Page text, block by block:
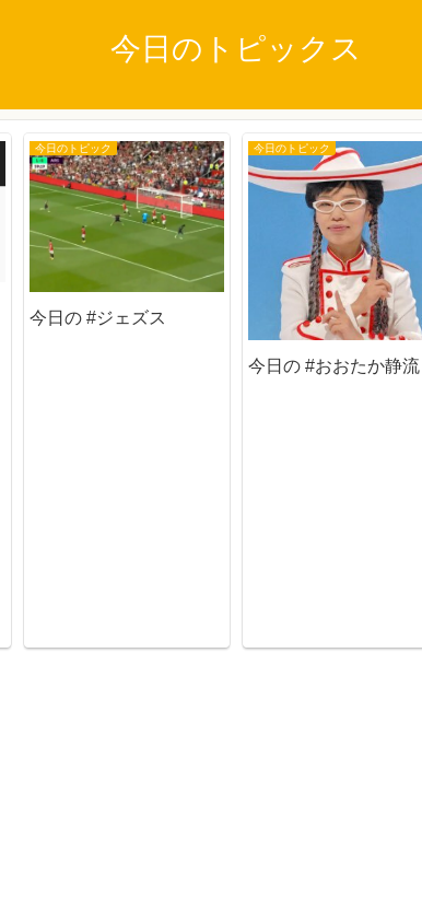
今日のトピックス
今日のトピック
今日の #ジェズス
今日のトピック
今日の #おおたか静流